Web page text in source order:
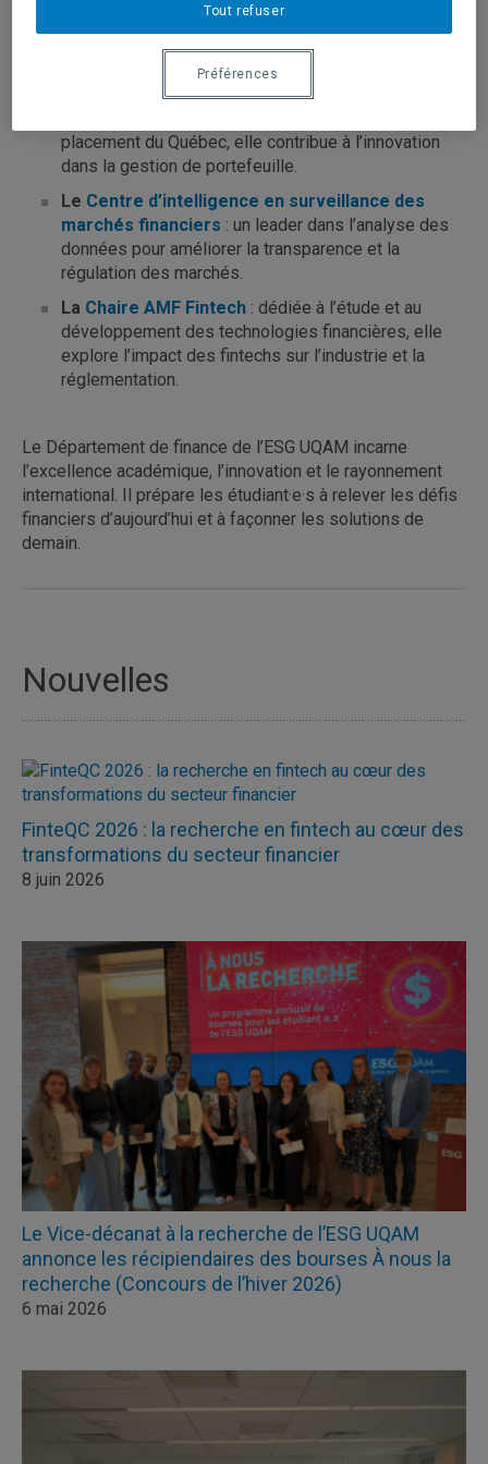
Des unités de recherche de renommée
Chaire de recherche en gestion de
placement du Québec, elle contribue à l’innovation
dans la gestion de portefeuille.
Le Centre d’intelligence en surveillance des
marchés financiers : un leader dans l’analyse des
données pour améliorer la transparence et la
régulation des marchés.
La Chaire AMF Fintech : dédiée à l’étude et au
développement des technologies financières, elle
explore l’impact des fintechs sur l’industrie et la
réglementation.
Le Département de finance de l’ESG UQAM incarne
l’excellence académique, l’innovation et le rayonnement
international. Il prépare les étudiant·e·s à relever les défis
financiers d’aujourd’hui et à façonner les solutions de
demain.
Nouvelles
FinteQC 2026 : la recherche en fintech au cœur des
transformations du secteur financier
8 juin 2026
Le Vice-décanat à la recherche de l’ESG UQAM
annonce les récipiendaires des bourses À nous la
recherche (Concours de l’hiver 2026)
6 mai 2026
Tout refuser
Préférences